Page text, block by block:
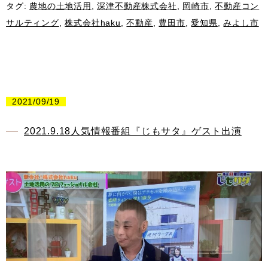
タグ: 農地の土地活用 ,深津不動産株式会社 岡崎市 ,不動産コン
サルティング ,株式会社haku ,不動産 豊田市 ,愛知県 ,みよし市
2021/09/19
2021.9.18人気情報番組『じもサタ』ゲスト出演